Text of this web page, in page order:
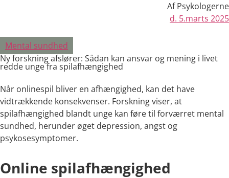
AfPsykologerne
d. 5.marts 2025
Mental sundhed
Ny forskning afslører: Sådan kan ansvar og mening i livet
redde unge fra spilafhængighed
Når onlinespil bliver en afhængighed, kan det have
vidtrækkende konsekvenser. Forskning viser, at
spilafhængighed blandt unge kan føre til forværret mental
sundhed, herunder øget depression, angst og
psykosesymptomer.
Online spilafhængighed